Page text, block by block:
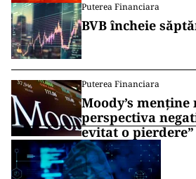
Puterea Financiara
BVB încheie
Puterea Financiara
Moody’s
perspectiva
evitat o pierdere”